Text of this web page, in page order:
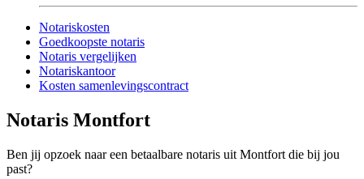
Notariskosten
Goedkoopste notaris
Notaris vergelijken
Notariskantoor
Kosten samenlevingscontract
Notaris Montfort
Ben jij opzoek naar een betaalbare notaris uit Montfort die bij jou
past?